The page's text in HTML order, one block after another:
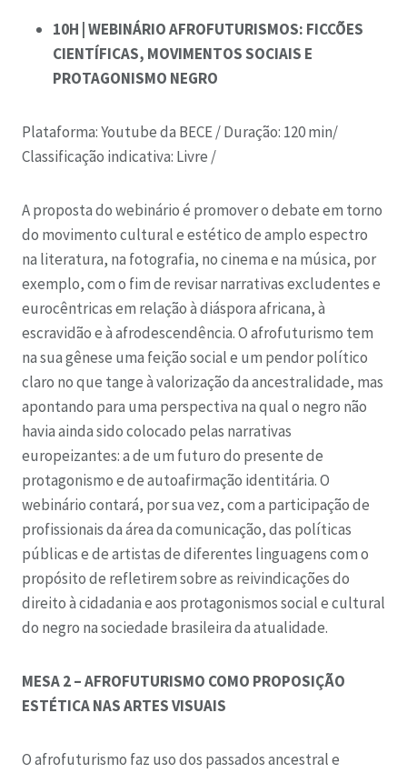
10H | WEBINÁRIO AFROFUTURISMOS: FICCÕES
CIENTÍFICAS, MOVIMENTOS SOCIAIS E
PROTAGONISMO NEGRO
Plataforma: Youtube da BECE /Duração: 120 min/
Classificação indicativa: Livre /
A proposta do webinário é promover o debate em torno
do movimento cultural e estético de amplo espectro
na literatura, na fotografia, no cinema e na música, por
exemplo, com o fim de revisar narrativas excludentes e
eurocêntricas em relação à diáspora africana, à
escravidão e à afrodescendência. O afrofuturismo tem
na sua gênese uma feição social e um pendor político
claro no que tange à valorização da ancestralidade, mas
apontando para uma perspectiva na qual o negro não
havia ainda sido colocado pelas narrativas
europeizantes: a de um futuro do presente de
protagonismo e de autoafirmação identitária. O
webinário contará, por sua vez, com a participação de
profissionais da área da comunicação, das políticas
públicas e de artistas de diferentes linguagens com o
propósito de refletirem sobre as reivindicações do
direito à cidadania e aos protagonismos social e cultural
do negro na sociedade brasileira da atualidade.
MESA 2 – AFROFUTURISMO COMO PROPOSIÇÃO
ESTÉTICA NAS ARTES VISUAIS
O afrofuturismo faz uso dos passados ancestral e